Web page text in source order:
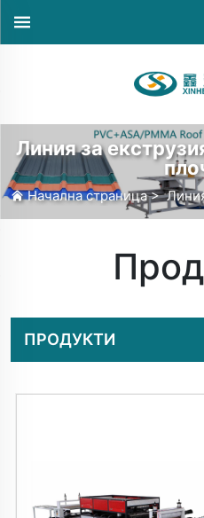
Линия за
Начална страница>Линия
ПРОДУКТИ